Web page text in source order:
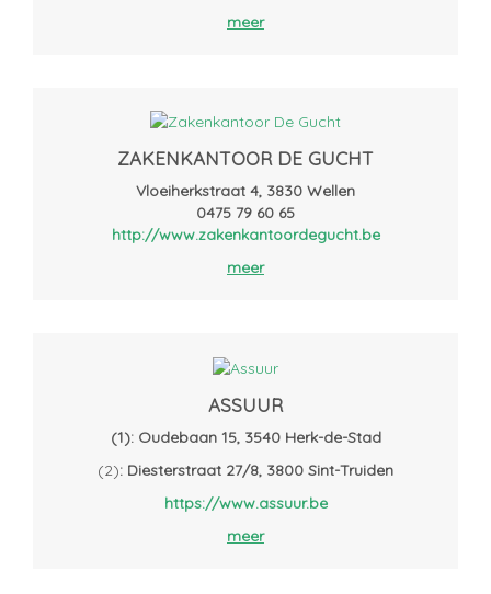
meer
ZAKENKANTOOR DE GUCHT
Vloeiherkstraat 4, 3830 Wellen
0475 79 60 65
http://www.zakenkantoordegucht.be
meer
ASSUUR
(1): Oudebaan 15, 3540 Herk-de-Stad
(2): Diesterstraat 27/8, 3800 Sint-Truiden
https://www.assuur.be
meer